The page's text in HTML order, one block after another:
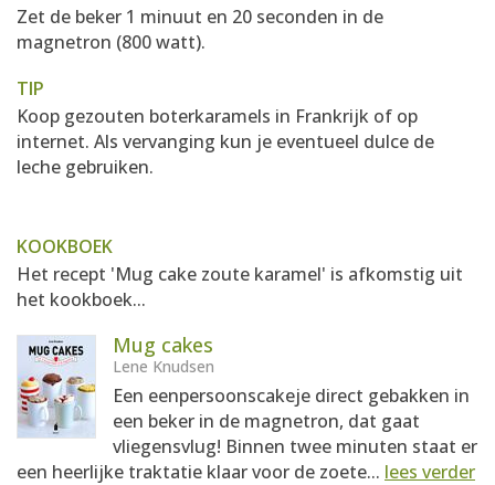
Zet de beker 1 minuut en 20 seconden in de
magnetron (800 watt).
TIP
Koop gezouten boterkaramels in Frankrijk of op
internet. Als vervanging kun je eventueel dulce de
leche gebruiken.
KOOKBOEK
Het recept 'Mug cake zoute karamel' is afkomstig uit
het kookboek...
Mug cakes
Lene Knudsen
Een eenpersoonscakeje direct gebakken in
een beker in de magnetron, dat gaat
vliegensvlug! Binnen twee minuten staat er
een heerlijke traktatie klaar voor de zoete... lees verder